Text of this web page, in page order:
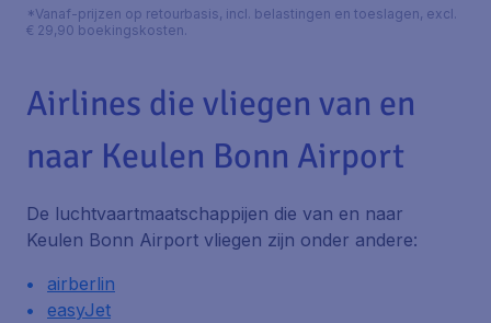
*Vanaf-prijzen op retourbasis, incl. belastingen en toeslagen, excl.
€ 29,90 boekingskosten.
Airlines die vliegen van en
naar Keulen Bonn Airport
De luchtvaartmaatschappijen die van en naar
Keulen Bonn Airport vliegen zijn onder andere:
airberlin
easyJet